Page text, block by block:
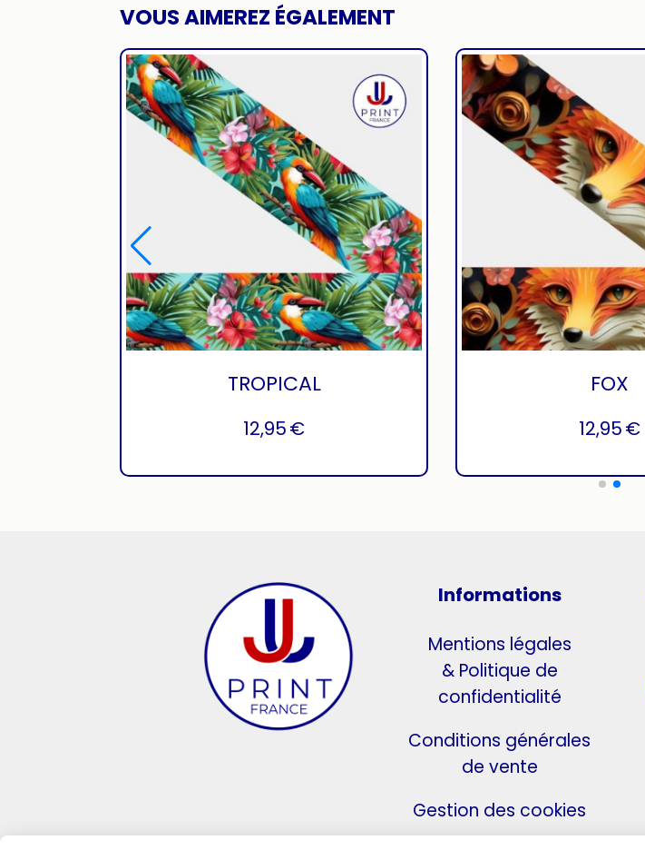
VOUS AIMEREZ ÉGALEMENT
TROPICAL
12,95€
FOX
12,95€
Informations
Mentions légales
& Politique de
confidentialité
Conditions générales
de vente
Gestion des cookies